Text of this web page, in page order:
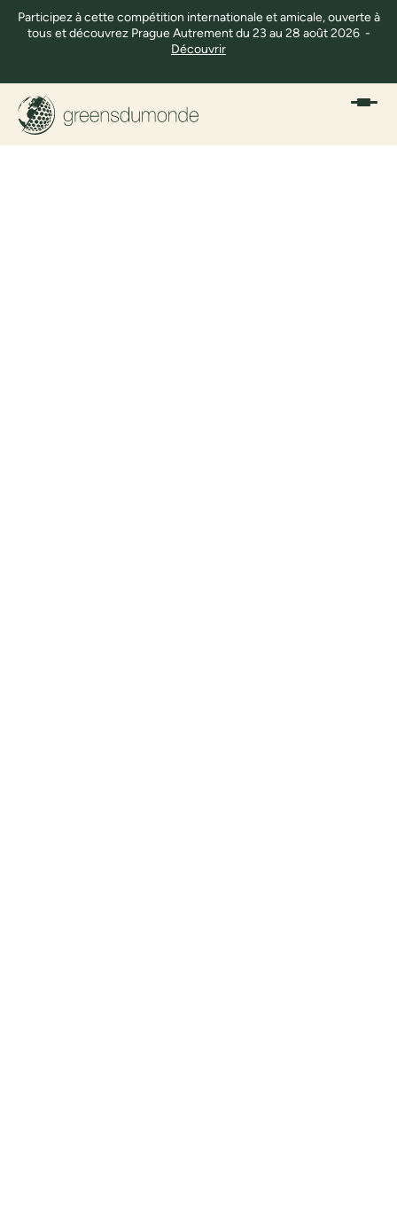
Participez à cette compétition internationale et amicale, ouverte à
tous et découvrez Prague Autrement du 23 au 28 août 2026 -
Découvrir